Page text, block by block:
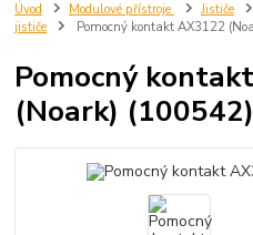
Úvod Modulové přístroje Jističe
jističe
Pomocný kontakt AX3122
Pomocný
(Noark) (100542)